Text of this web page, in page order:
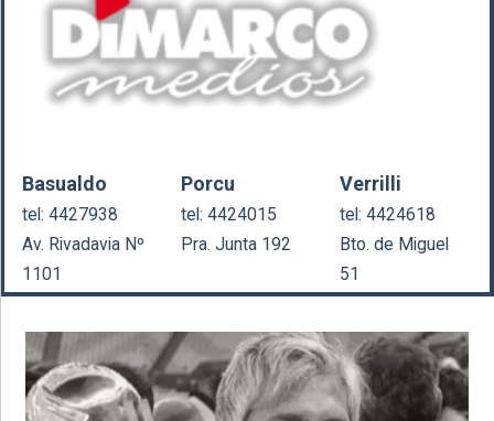
Basualdo
tel: 4427938
Av. Rivadavia Nº
1101
Porcu
tel: 4424015
Pra. Junta 192
Verrilli
tel: 4424618
Bto. de Miguel
51